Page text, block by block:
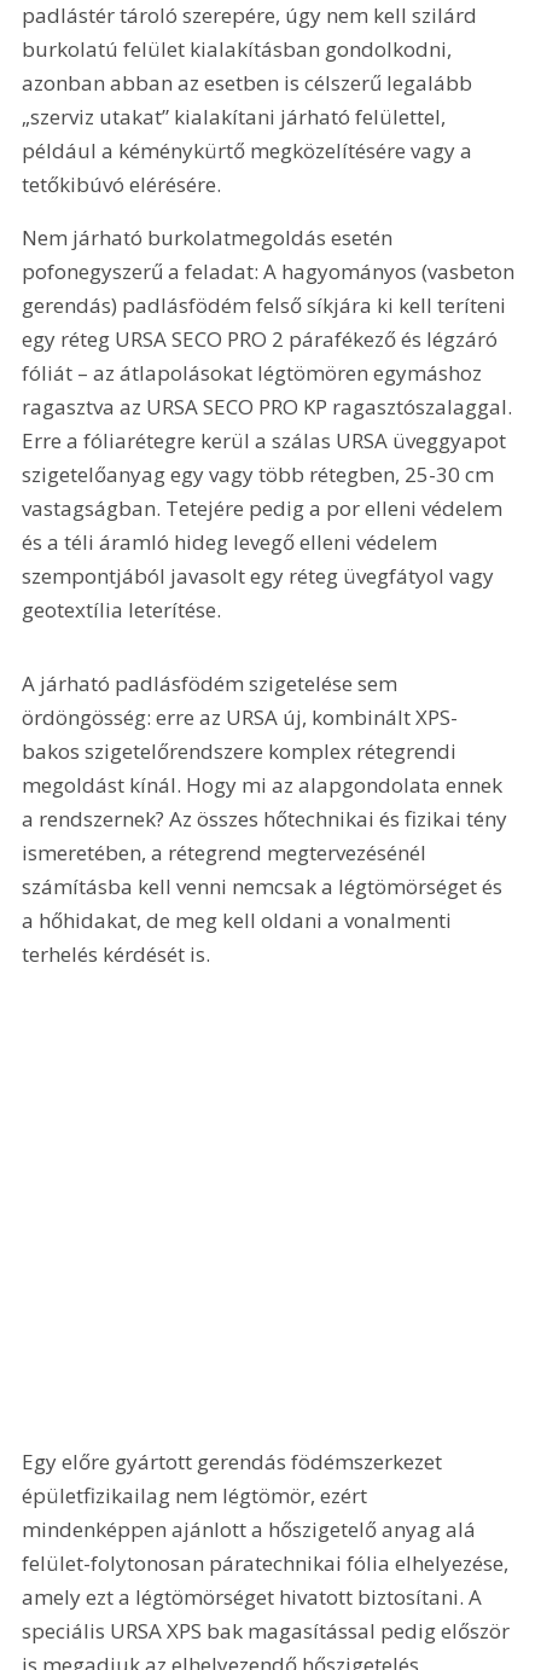
padlástér tároló szerepére, úgy nem kell szilárd
burkolatú felület kialakításban gondolkodni,
azonban abban az esetben is célszerű legalább
„szerviz utakat” kialakítani járható felülettel,
például a kéménykürtő megközelítésére vagy a
tetőkibúvó elérésére.
Nem járható burkolatmegoldás esetén
pofonegyszerű a feladat: A hagyományos (vasbeton
gerendás) padlásfödém felső síkjára ki kell teríteni
egy réteg URSA SECO PRO 2 párafékező és légzáró
fóliát – az átlapolásokat légtömören egymáshoz
ragasztva az URSA SECO PRO KP ragasztószalaggal.
Erre a fóliarétegre kerül a szálas URSA üveggyapot
szigetelőanyag egy vagy több rétegben, 25-30 cm
vastagságban. Tetejére pedig a por elleni védelem
és a téli áramló hideg levegő elleni védelem
szempontjából javasolt egy réteg üvegfátyol vagy
geotextília leterítése.
A járható padlásfödém szigetelése sem
ördöngösség: erre az URSA új, kombinált XPS-
bakos szigetelőrendszere komplex rétegrendi
megoldást kínál. Hogy mi az alapgondolata ennek
a rendszernek? Az összes hőtechnikai és fizikai tény
ismeretében, a rétegrend megtervezésénél
számításba kell venni nemcsak a légtömörséget és
a hőhidakat, de meg kell oldani a vonalmenti
terhelés kérdését is.
Egy előre gyártott gerendás födémszerkezet
épületfizikailag nem légtömör, ezért
mindenképpen ajánlott a hőszigetelő anyag alá
felület-folytonosan páratechnikai fólia elhelyezése,
amely ezt a légtömörséget hivatott biztosítani. A
speciális URSA XPS bak magasítással pedig először